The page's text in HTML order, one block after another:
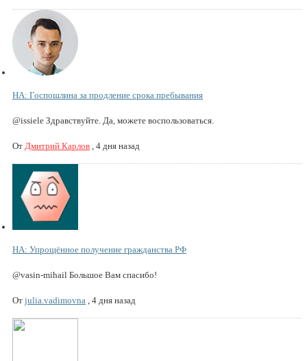
НА: Госпошлина за продление срока пребывания
@issiele Здравствуйте. Да, можете воспользоваться.
От Дмитрий Карлов , 4 дня назад
НА: Упрощённое получение гражданства РФ
@vasin-mihail Большое Вам спасибо!
От julia.vadimovna , 4 дня назад